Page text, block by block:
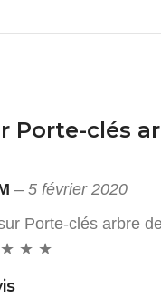
Porte-clés
– 5 février 2020
Porte-clés arbre
★ ★